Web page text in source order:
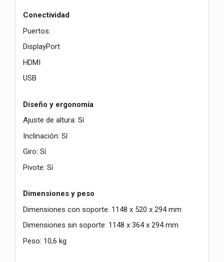
Conectividad
Puertos:
DisplayPort
HDMI
USB
Diseño y ergonomía
Ajuste de altura: Sí
Inclinación: Sí
Giro: Sí
Pivote: Sí
Dimensiones y peso
Dimensiones con soporte: 1148 x 520 x 294 mm
Dimensiones sin soporte: 1148 x 364 x 294 mm
Peso: 10,6 kg